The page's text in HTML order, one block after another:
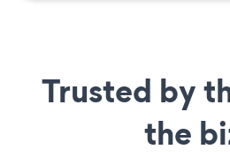
Trusted by
the